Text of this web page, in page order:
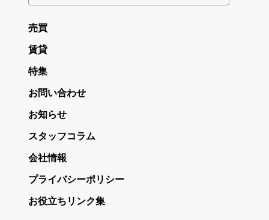
売買
賃貸
特集
お問い合わせ
お知らせ
スタッフコラム
会社情報
プライバシーポリシー
お役立ちリンク集